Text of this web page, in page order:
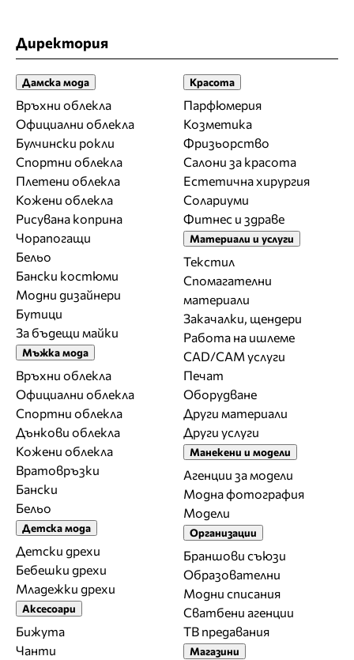
Директория
Дамска мода
Връхни облекла
Официални облекла
Булчински рокли
Спортни облекла
Плетени облекла
Кожени облекла
Рисувана коприна
Чорапогащи
Бельо
Бански костюми
Модни дизайнери
Бутици
За бъдещи майки
Мъжка мода
Връхни облекла
Официални облекла
Спортни облекла
Дънкови облекла
Кожени облекла
Вратовръзки
Бански
Бельо
Детска мода
Детски дрехи
Бебешки дрехи
Младежки дрехи
Аксесоари
Бижута
Чанти
Красота
Парфюмерия
Козметика
Фризьорство
Салони за красота
Естетична хирургия
Солариуми
Фитнес и здраве
Материали и услуги
Текстил
Спомагателни
материали
Закачалки, щендери
Работа на ишлеме
CAD/CAM услуги
Печат
Оборудване
Други материали
Други услуги
Манекени и модели
Агенции за модели
Модна фотография
Модели
Организации
Браншови съюзи
Образователни
Модни списания
Сватбени агенции
ТВ предавания
Магазини